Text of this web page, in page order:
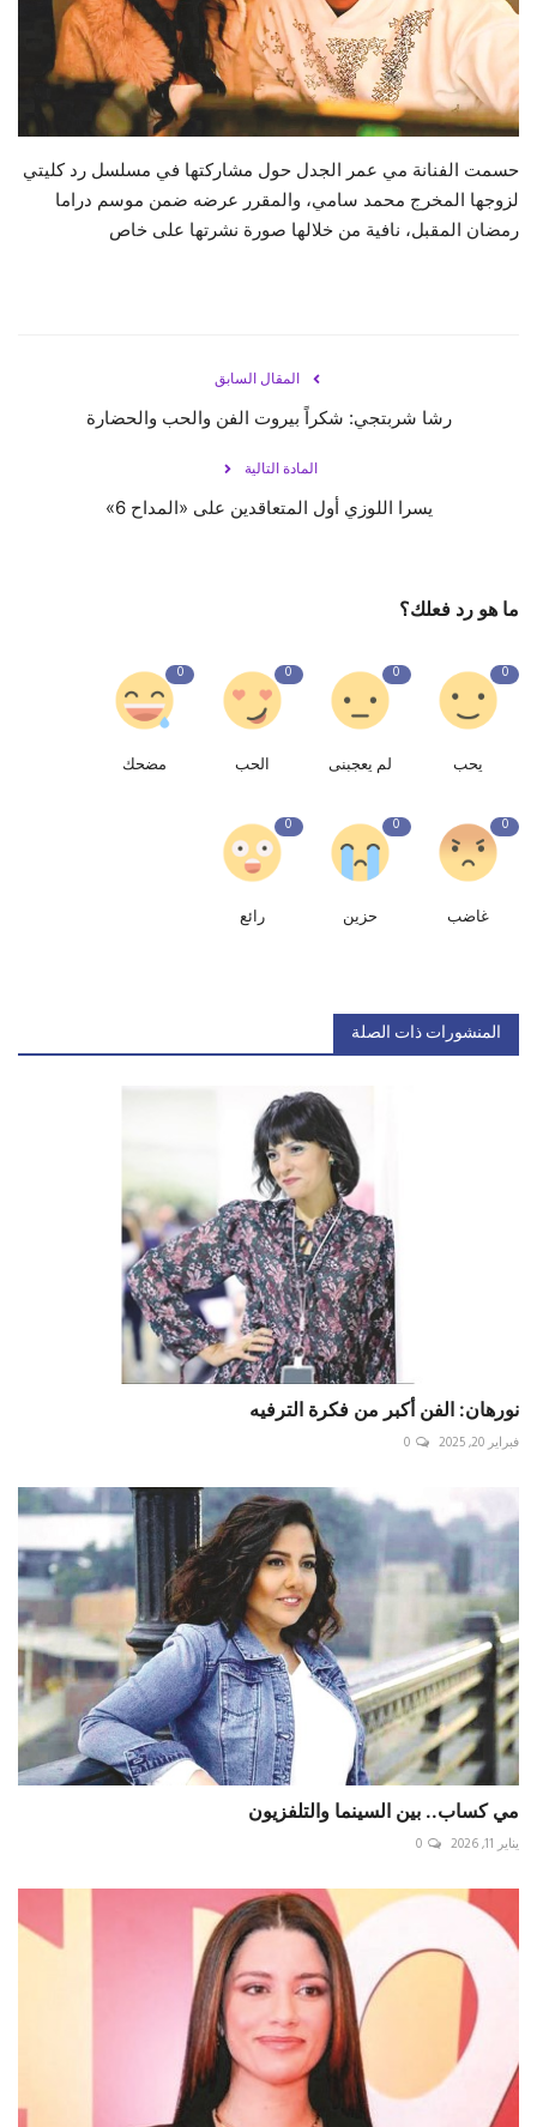
حياة
حسمت الفنانة مي عمر الجدل حول مشاركتها في مسلسل رد كليتي
لزوجها المخرج محمد سامي، والمقرر عرضه ضمن موسم دراما
رمضان المقبل، نافية من خلالها صورة نشرتها على خاص
المقال السابق
رشا شربتجي: شكراً بيروت الفن والحب والحضارة
المادة التالية
يسرا اللوزي أول المتعاقدين على «المداح 6»
ما هو رد فعلك؟
0
يحب
0
لم يعجبنى
0
الحب
0
مضحك
0
غاضب
0
حزين
0
رائع
المنشورات ذات الصلة
نورهان: الفن أكبر من فكرة الترفيه
فبراير 20, 2025 0
مي كساب.. بين السينما والتلفزيون
يناير 11, 2026 0